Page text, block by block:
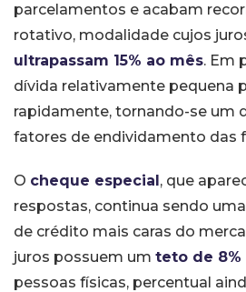
parcelamentos e acabam
rotativo, modalidade cujos
ultrapassam 15% ao mês. Em
dívida relativamente pequena
rapidamente, tornando-se um
fatores de endividamento das
O cheque especial, que
respostas, continua sendo
de crédito mais caras do
juros possuem um teto de 8%
pessoas físicas, percentual